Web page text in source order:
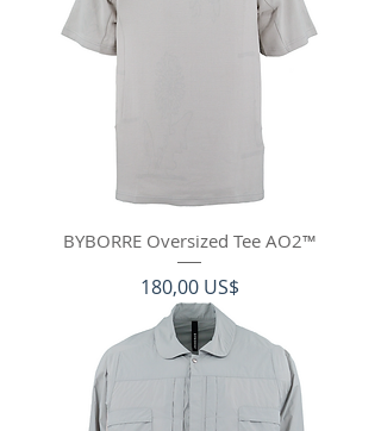
BYBORRE Oversized Tee AO2™
Precio
180,00 US$